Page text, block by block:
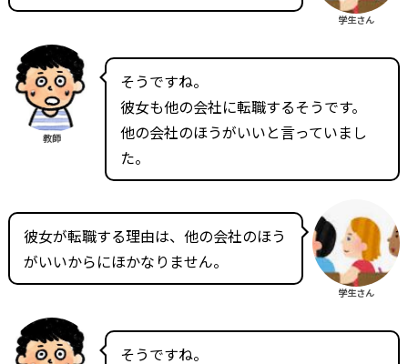
学生さん
教師
そうですね。
彼女も他の会社に転職するそうです。
他の会社のほうがいいと言っていまし
た。
彼女が転職する理由は、他の会社のほう
がいいからにほかなりません。
学生さん
そうですね。